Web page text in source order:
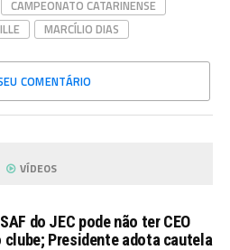
CAMPEONATO CATARINENSE
MARCÍLIO DIAS
COMENTÁRIO
VÍDEOS
do JEC pode não ter CEO
clube; Presidente adota cautela